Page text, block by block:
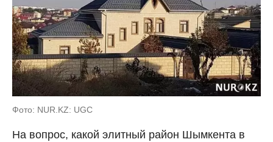
Фото: NUR.KZ: UGC
На вопрос, какой элитный район Шымкента в